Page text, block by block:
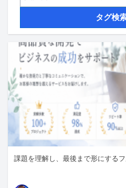
タグ検
課題を理解し、最後まで形にする